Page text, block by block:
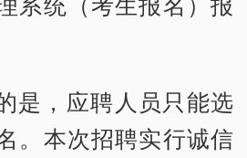
是，应聘人员只能选
。本次招聘实行诚信